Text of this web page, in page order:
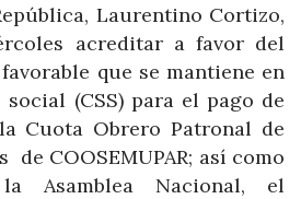
Laurentino Cortizo,
acreditar a favor del
que se mantiene en
(CSS) para el pago de
Cuota Obrero Patronal de
de COOSEMUPAR; así como
Asamblea Nacional, el